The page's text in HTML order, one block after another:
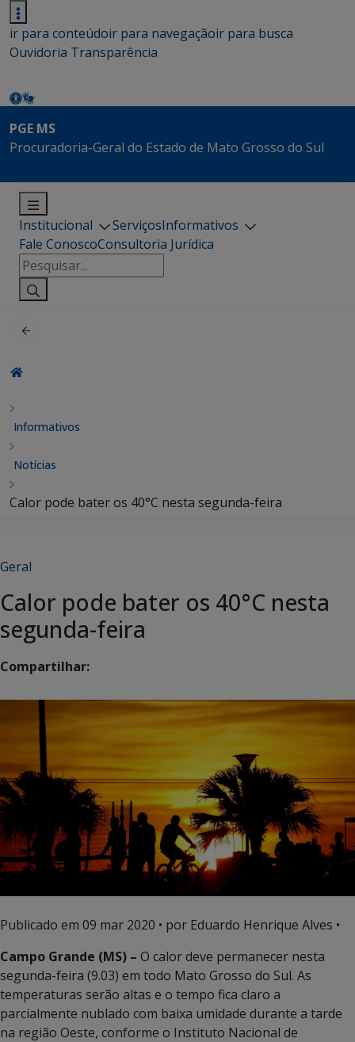
ir para conteúdoir para navegaçãoir para busca
Ouvidoria Transparência
PGE MS
Procuradoria-Geral do Estado de Mato Grosso do Sul
Institucional ServiçosInformativos
Fale ConoscoConsultoria Jurídica
Pesquisar
por:
Informativos
Notícias
Calor pode bater os 40°C nesta segunda-feira
Geral
Calor pode bater os 40°C nesta
segunda-feira
Compartilhar:
Publicado em 09 mar 2020 • por Eduardo Henrique Alves •
Campo Grande (MS) – O calor deve permanecer nesta
segunda-feira (9.03) em todo Mato Grosso do Sul. As
temperaturas serão altas e o tempo fica claro a
parcialmente nublado com baixa umidade durante a tarde
na região Oeste, conforme o Instituto Nacional de